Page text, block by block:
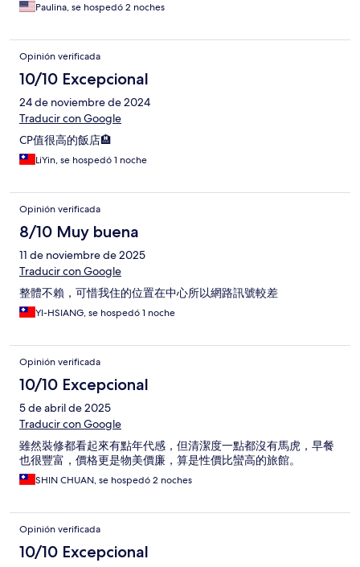
Paulina, se hospedó 2 noches
Opinión verificada
10/10 Excepcional
24 de noviembre de 2024
Traducir con Google
CP值很高的飯店🏨
LiYin, se hospedó 1 noche
Opinión verificada
8/10 Muy buena
11 de noviembre de 2025
Traducir con Google
整體不賴，可惜我住的位置在中心所以網路訊號較差
YI-HSIANG, se hospedó 1 noche
Opinión verificada
10/10 Excepcional
5 de abril de 2025
Traducir con Google
雖然裝修都看起來有點年代感，但清潔度一點都沒有馬虎，早餐
也很豐富，價格更是物美價廉，算是性價比蠻高的旅館。
SHIN CHUAN, se hospedó 2 noches
Opinión verificada
10/10 Excepcional